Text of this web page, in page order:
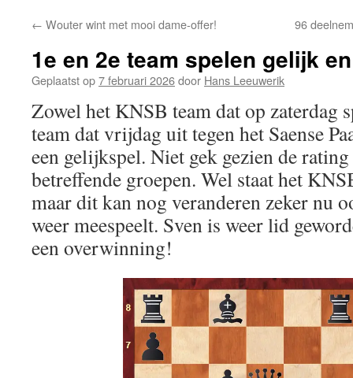
← Wouter wint met mooi dame-offer! 96
1e en 2e team spelen gelijk
Geplaatst op7 februari 2026door Hans Leeuwerik
Zowel het KNSB team dat op zaterdag
team dat vrijdag uit tegen het Saense
een gelijkspel. Niet gek gezien de
betreffende groepen. Wel staat het
maar dit kan nog veranderen zeker nu
weer meespeelt. Sven is weer lid
een overwinning!